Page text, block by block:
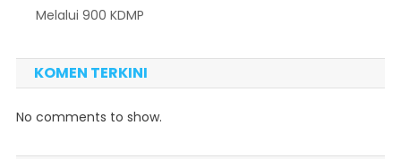
Melalui 900 KDMP
KOMEN TERKINI
No comments to show.